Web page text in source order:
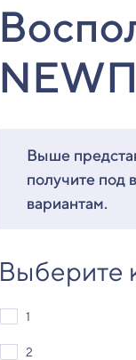
Выше
получите под
вариантам.
Выберите
1
2